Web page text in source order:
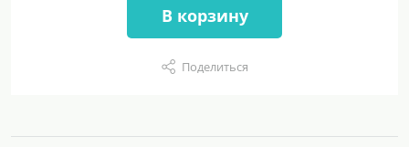
В корзину
Поделиться